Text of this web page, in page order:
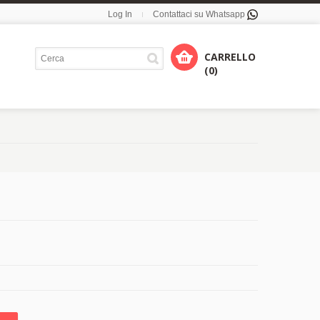
Log In Contattaci su Whatsapp
CARRELLO
(0)